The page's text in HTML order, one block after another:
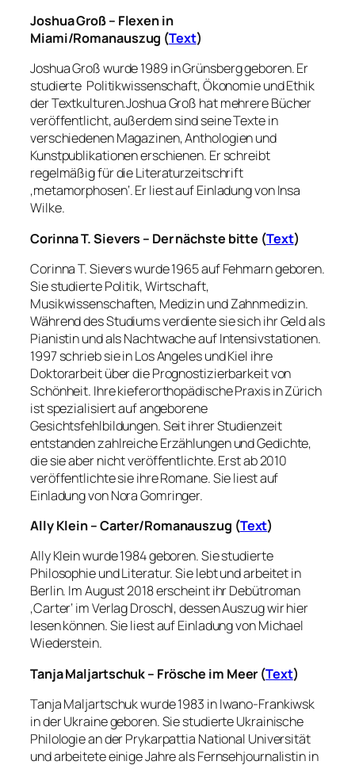
Joshua Groß – Flexen in
Miami/Romanauszug (Text)
Joshua Groß wurde 1989 in Grünsberg geboren. Er
studierte Politikwissenschaft, Ökonomie und Ethik
der Textkulturen.Joshua Groß hat mehrere Bücher
veröffentlicht, außerdem sind seine Texte in
verschiedenen Magazinen, Anthologien und
Kunstpublikationen erschienen. Er schreibt
regelmäßig für die Literaturzeitschrift
‚metamorphosen‘. Er liest auf Einladung von Insa
Wilke.
Corinna T. Sievers – Der nächste bitte (Text)
Corinna T. Sievers wurde 1965 auf Fehmarn geboren.
Sie studierte Politik, Wirtschaft,
Musikwissenschaften, Medizin und Zahnmedizin.
Während des Studiums verdiente sie sich ihr Geld als
Pianistin und als Nachtwache auf Intensivstationen.
1997 schrieb sie in Los Angeles und Kiel ihre
Doktorarbeit über die Prognostizierbarkeit von
Schönheit. Ihre kieferorthopädische Praxis in Zürich
ist spezialisiert auf angeborene
Gesichtsfehlbildungen. Seit ihrer Studienzeit
entstanden zahlreiche Erzählungen und Gedichte,
die sie aber nicht veröffentlichte. Erst ab 2010
veröffentlichte sie ihre Romane. Sie liest auf
Einladung von Nora Gomringer.
Ally Klein – Carter/Romanauszug (Text)
Ally Klein wurde 1984 geboren. Sie studierte
Philosophie und Literatur. Sie lebt und arbeitet in
Berlin. Im August 2018 erscheint ihr Debütroman
‚Carter‘ im Verlag Droschl, dessen Auszug wir hier
lesen können. Sie liest auf Einladung von Michael
Wiederstein.
Tanja Maljartschuk – Frösche im Meer (Text)
Tanja Maljartschuk wurde 1983 in Iwano-Frankiwsk
in der Ukraine geboren. Sie studierte Ukrainische
Philologie an der Prykarpattia National Universität
und arbeitete einige Jahre als Fernsehjournalistin in